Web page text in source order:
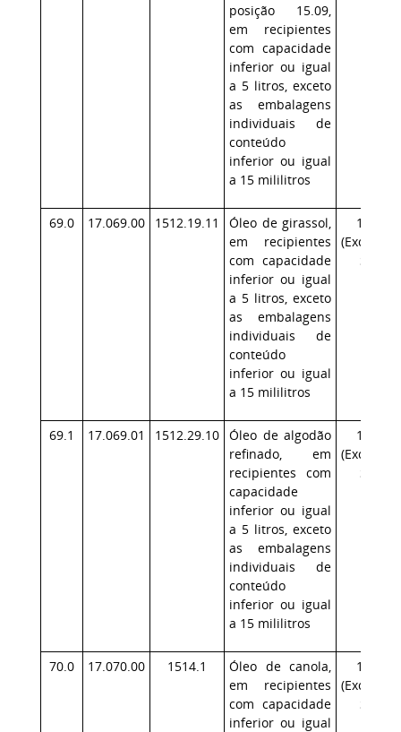
posição 15.09,
em recipientes
com capacidade
inferior ou igual
a 5 litros, exceto
as embalagens
individuais de
conteúdo
inferior ou igual
a 15 mililitros
69.0 17.069.00 1512.19.11
Óleo de girassol,
em recipientes
com capacidade
inferior ou igual
a 5 litros, exceto
as embalagens
individuais de
conteúdo
inferior ou igual
a 15 mililitros
17.1
(Exceção:
SP)
69.1 17.069.01 1512.29.10 Óleo de algodão
refinado, em
recipientes com
capacidade
inferior ou igual
a 5 litros, exceto
as embalagens
individuais de
conteúdo
inferior ou igual
a 15 mililitros
17.1
(Exceção:
SP)
70.0 17.070.00 1514.1
Óleo de canola,
em recipientes
com capacidade
inferior ou igual
17.1
(Exceção:
SP)